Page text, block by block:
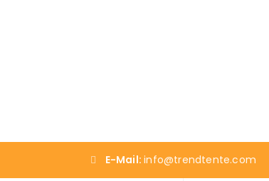
E-Mail:info@trendtente.com